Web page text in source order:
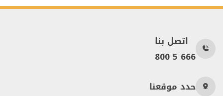
اتصل بنا
800 5 666
حدد موقعنا